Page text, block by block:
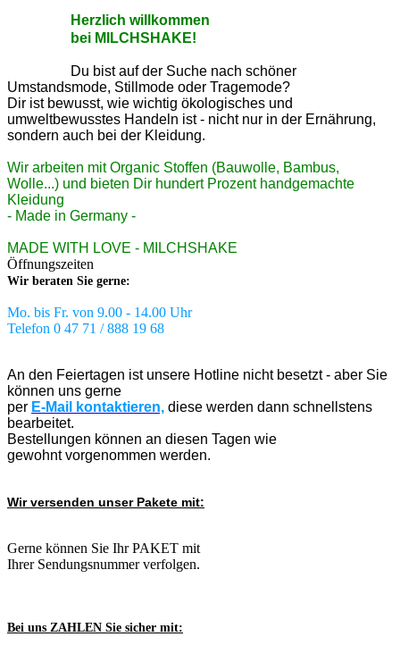
Herzlich willkommen
bei MILCHSHAKE!
Du bist auf der Suche nach schöner
Umstandsmode, Stillmode oder Tragemode?
Dir ist bewusst, wie wichtig ökologisches und
umweltbewusstes Handeln ist - nicht nur in der Ernährung,
sondern auch bei der Kleidung.
Wir arbeiten mit Organic Stoffen (Bauwolle, Bambus,
Wolle...) und bieten Dir hundert Prozent handgemachte
Kleidung
- Made in Germany -
MADE WITH LOVE - MILCHSHAKE
Öffnungszeiten
Wir beraten Sie gerne:
Mo. bis Fr. von 9.00 - 14.00 Uhr
Telefon 0 47 71 / 888 19 68
An den Feiertagen ist unsere Hotline nicht besetzt - aber Sie
können uns gerne
per E-Mail kontaktieren, diese werden dann schnellstens
bearbeitet.
Bestellungen können an diesen Tagen wie
gewohnt vorgenommen werden.
Wir versenden unser Pakete mit:
Gerne können Sie Ihr PAKET mit
Ihrer Sendungsnummer verfolgen.
Bei uns ZAHLEN Sie sicher mit: